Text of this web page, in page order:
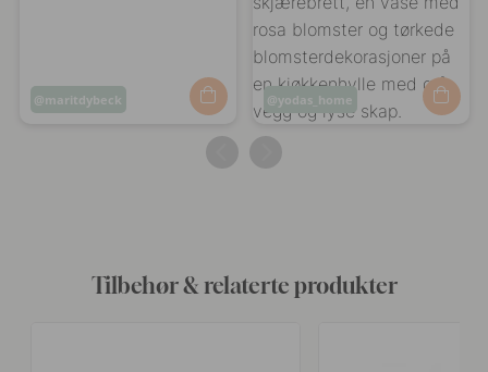
Innlegg
maritdybeck
Innlegg
publisert
yodas_home
Tilbehør & relaterte produkter